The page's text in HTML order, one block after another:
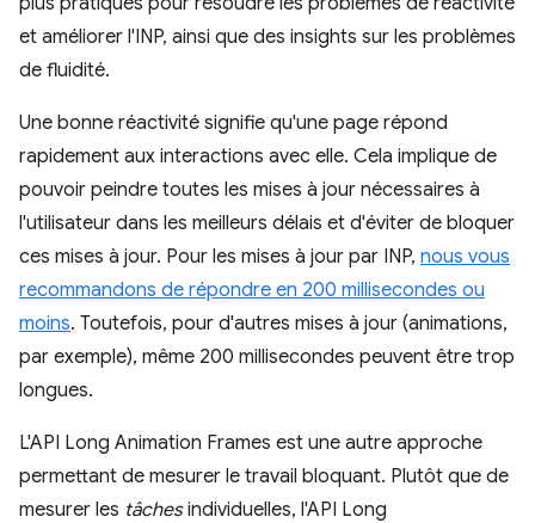
et améliorer l'INP, ainsi que des insights sur les problèmes
de fluidité.
Une bonne réactivité signifie qu'une page répond
rapidement aux interactions avec elle. Cela implique de
pouvoir peindre toutes les mises à jour nécessaires à
l'utilisateur dans les meilleurs délais et d'éviter de bloquer
ces mises à jour. Pour les mises à jour par INP, nous vous
recommandons de répondre en 200 millisecondes ou
moins. Toutefois, pour d'autres mises à jour (animations,
par exemple), même 200 millisecondes peuvent être trop
longues.
L'API Long Animation Frames est une autre approche
permettant de mesurer le travail bloquant. Plutôt que de
mesurer les tâchesindividuelles, l'API Long